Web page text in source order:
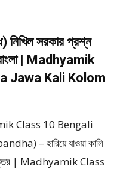
নিখিল সরকার প্রশ্ন
| Madhyamik
Jawa Kali Kolom
Class 10 Bengali
– হারিয়ে যাওয়া কালি
উত্তর | Madhyamik Class